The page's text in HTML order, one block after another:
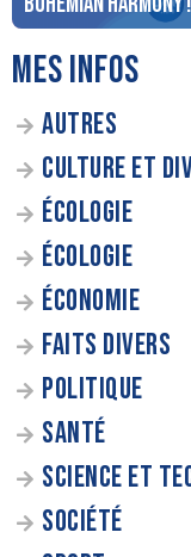
MES INFOS
AUTRES
CULTURE ET
ÉCOLOGIE
ÉCOLOGIE
ÉCONOMIE
FAITS DIVERS
POLITIQUE
SANTÉ
SCIENCE ET
SOCIÉTÉ